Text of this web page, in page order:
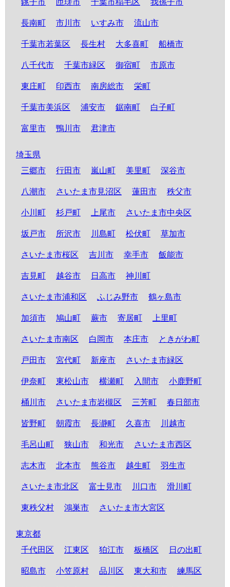
銚子市 匝瑳市 千葉市稲毛区 我孫子市
長南町 市川市 いすみ市 流山市
千葉市若葉区 長生村 大多喜町 船橋市
八千代市 千葉市緑区 御宿町 市原市
東庄町 印西市 南房総市 栄町
千葉市美浜区 浦安市 鋸南町 白子町
富里市 鴨川市 君津市
埼玉県
三郷市
行田市 嵐山町 美里町 深谷市
八潮市 さいたま市見沼区 蓮田市 秩父市
小川町 杉戸町 上尾市 さいたま市中央区
坂戸市 所沢市 川島町 松伏町 草加市
さいたま市桜区 吉川市 幸手市 飯能市
吉見町 越谷市 日高市 神川町
さいたま市浦和区 ふじみ野市 鶴ヶ島市
加須市 鳩山町 蕨市 寄居町 上里町
さいたま市南区 白岡市 本庄市 ときがわ町
戸田市 宮代町 新座市 さいたま市緑区
伊奈町 東松山市 横瀬町 入間市 小鹿野町
桶川市 さいたま市岩槻区 三芳町 春日部市
皆野町 朝霞市 長瀞町 久喜市 川越市
毛呂山町 狭山市 和光市 さいたま市西区
志木市 北本市 熊谷市 越生町 羽生市
さいたま市北区 富士見市 川口市 滑川町
東秩父村 鴻巣市 さいたま市大宮区
東京都
千代田区
江東区 狛江市 板橋区 日の出町
昭島市 小笠原村 品川区 東大和市 練馬区